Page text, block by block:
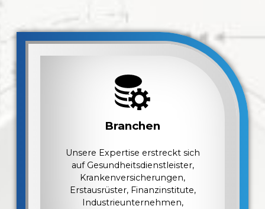
Branchen
Unsere Expertise erstreckt sich
auf Gesundheitsdienstleister,
Krankenversicherungen,
Erstausrüster, Finanzinstitute,
Industrieunternehmen,